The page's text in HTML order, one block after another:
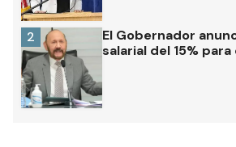
El Gobernador
salarial del 15%
2